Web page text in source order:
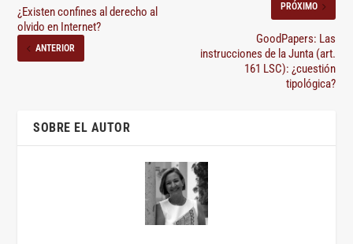
¿Existen confines al derecho al
olvido en Internet?
ANTERIOR
PRÓXIMO
GoodPapers: Las
instrucciones de la Junta (art.
161 LSC): ¿cuestión
tipológica?
SOBRE EL AUTOR